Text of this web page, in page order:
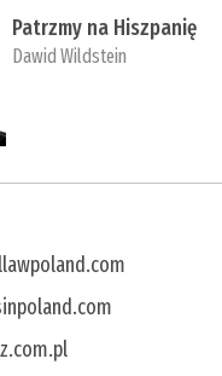
Patrzmy na Hiszpanię
Dawid Wildstein